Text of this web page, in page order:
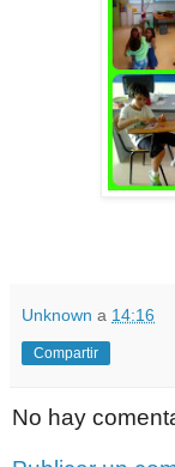
Unknown a 14:16
Compartir
No hay